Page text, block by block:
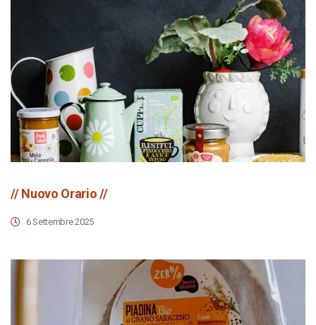
// Nuovo Orario //
6 Settembre 2025